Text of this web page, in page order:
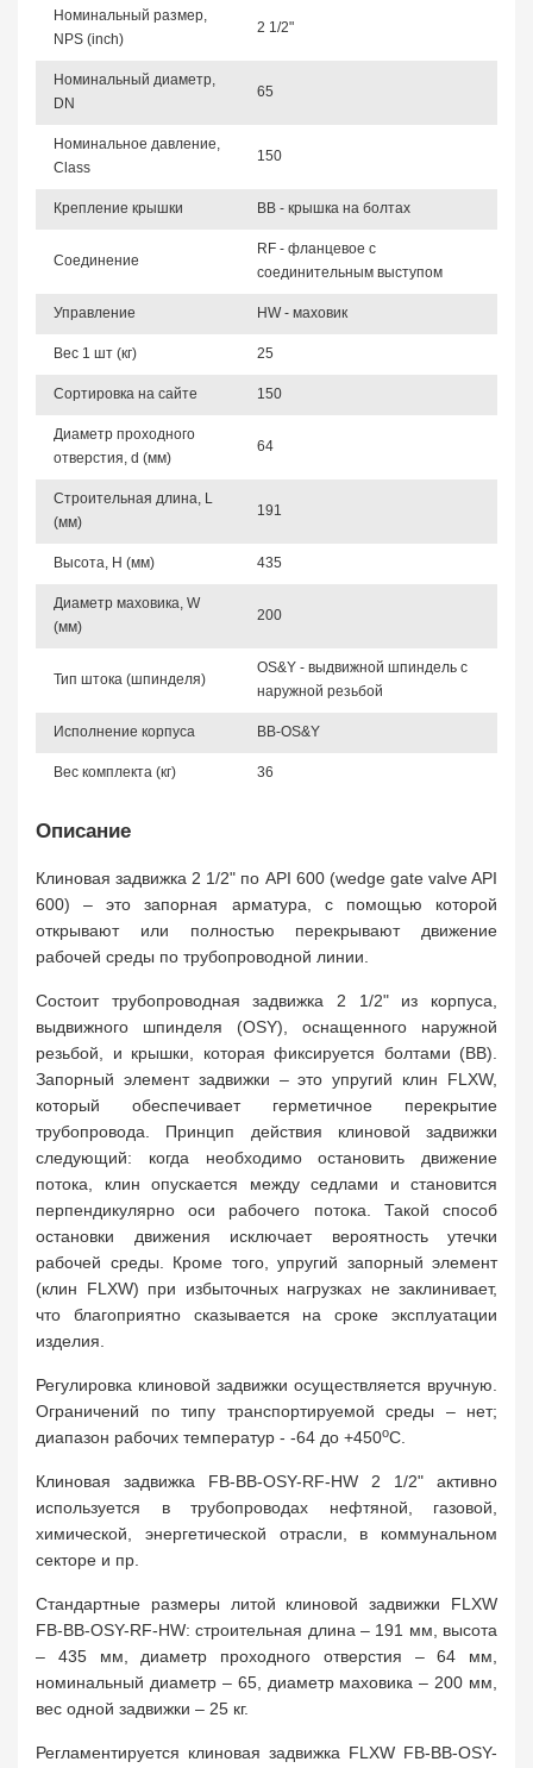
Номинальный размер,
NPS (inch)
2 1/2"
Номинальный диаметр,
DN
65
Номинальное давление,
Class
150
Крепление крышки BB - крышка на болтах
Соединение
RF - фланцевое с
соединительным выступом
Управление HW - маховик
Вес 1 шт (кг) 25
Сортировка на сайте 150
Диаметр проходного
отверстия, d (мм)
64
Строительная длина, L
(мм)
191
Высота, Н (мм) 435
Диаметр маховика, W
(мм)
200
Тип штока (шпинделя)
OS&Y - выдвижной шпиндель с
наружной резьбой
Исполнение корпуса BB-OS&Y
Вес комплекта (кг) 36
Описание
Клиновая задвижка 2 1/2" по API 600 (wedge gate valve API
600) – это запорная арматура, с помощью которой
открывают или полностью перекрывают движение
рабочей среды по трубопроводной линии.
Состоит трубопроводная задвижка 2 1/2" из корпуса,
выдвижного шпинделя (OSY), оснащенного наружной
резьбой, и крышки, которая фиксируется болтами (BB).
Запорный элемент задвижки – это упругий клин FLXW,
который обеспечивает герметичное перекрытие
трубопровода. Принцип действия клиновой задвижки
следующий: когда необходимо остановить движение
потока, клин опускается между седлами и становится
перпендикулярно оси рабочего потока. Такой способ
остановки движения исключает вероятность утечки
рабочей среды. Кроме того, упругий запорный элемент
(клин FLXW) при избыточных нагрузках не заклинивает,
что благоприятно сказывается на сроке эксплуатации
изделия.
Регулировка клиновой задвижки осуществляется вручную.
Ограничений по типу транспортируемой среды – нет;
диапазон рабочих температур - -64 до +450оС.
Клиновая задвижка FB-BB-OSY-RF-HW 2 1/2" активно
используется в трубопроводах нефтяной, газовой,
химической, энергетической отрасли, в коммунальном
секторе и пр.
Стандартные размеры литой клиновой задвижки FLXW
FB-BB-OSY-RF-HW: строительная длина – 191 мм, высота
– 435 мм, диаметр проходного отверстия – 64 мм,
номинальный диаметр – 65, диаметр маховика – 200 мм,
вес одной задвижки – 25 кг.
Регламентируется клиновая задвижка FLXW FB-BB-OSY-